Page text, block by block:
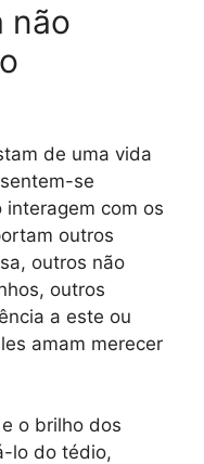
não
de uma vida
se
com os
outros
outros não
outros
a este ou
amam merecer
o brilho dos
lo do tédio,